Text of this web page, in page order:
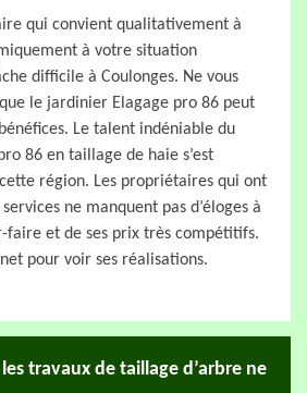
qui convient qualitativement à
à votre situation
difficile à Coulonges. Ne vous
le jardinier Elagage pro 86 peut
Le talent indéniable du
86 en taillage de haie s’est
région. Les propriétaires qui ont
ne manquent pas d’éloges à
faire et de ses prix très compétitifs.
pour voir ses réalisations.
travaux de taillage d’arbre ne